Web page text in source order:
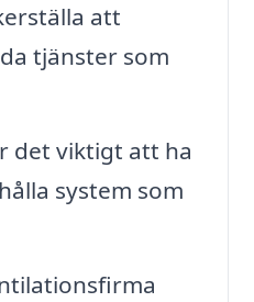
att
tjänster som
det viktigt att ha
system som